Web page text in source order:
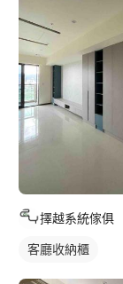
擇越系統傢俱
客廳收納櫃